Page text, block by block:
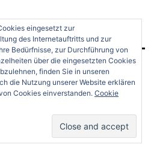
WordPress.
eingesetzt zur
des Internetauftritts und zur
Bedürfnisse, zur Durchführung von
über die eingesetzten Cookies
finden Sie in unseren
die Nutzung unserer Website erklären
Cookies einverstanden. Cookie